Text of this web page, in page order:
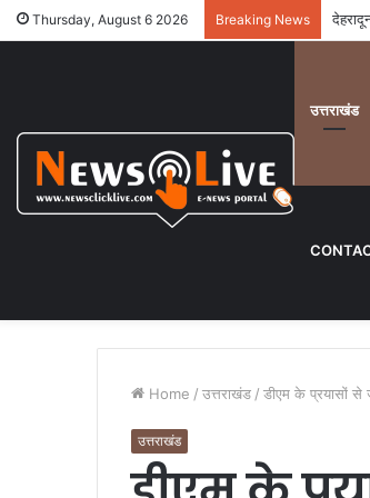
Thursday, August 6 2026 Breaking News
उत्तराखंड
Home / उत्तराखंड / डीएम के प्रयासों से
उत्तराखंड